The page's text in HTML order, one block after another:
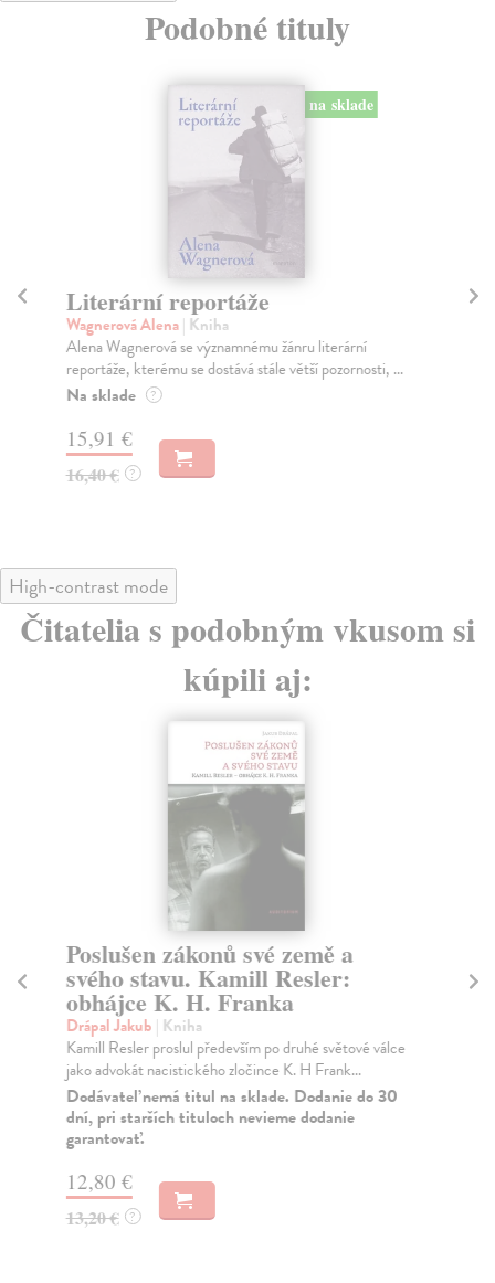
Podobné tituly
na sklade
Literární reportáže
Wagnerová Alena| Kniha
Alena Wagnerová se významnému žánru literární
reportáže, kterému se dostává stále větší pozornosti, ...
Na sklade ?
15,91 €
16,40 € ?
High-contrast mode
Čitatelia s podobným vkusom si
kúpili aj:
Poslušen zákonů své země a
svého stavu. Kamill Resler:
obhájce K. H. Franka
Drápal Jakub | Kniha
Kamill Resler proslul především po druhé světové válce
jako advokát nacistického zločince K. H Frank...
Dodávateľ nemá titul na sklade. Dodanie do 30
dní, pri starších tituloch nevieme dodanie
garantovať.
12,80 €
13,20 € ?